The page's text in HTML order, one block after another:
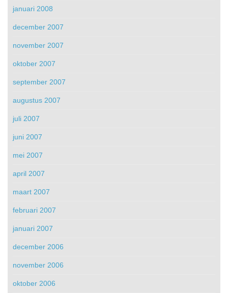
januari 2008
december 2007
november 2007
oktober 2007
september 2007
augustus 2007
juli 2007
juni 2007
mei 2007
april 2007
maart 2007
februari 2007
januari 2007
december 2006
november 2006
oktober 2006